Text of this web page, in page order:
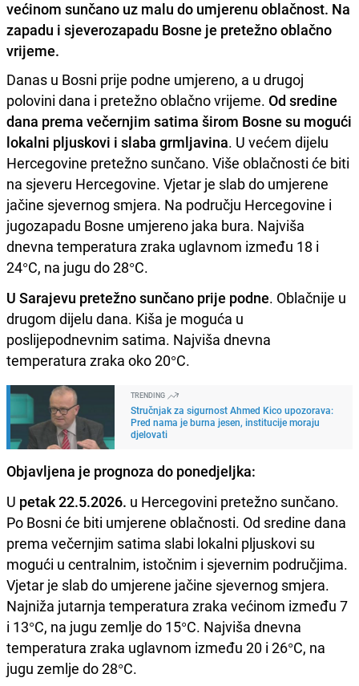
većinom sunčano uz malu do umjerenu oblačnost. Na
zapadu i sjeverozapadu Bosne je pretežno oblačno
vrijeme.
Danas u Bosni prije podne umjereno, a u drugoj
polovini dana i pretežno oblačno vrijeme. Od sredine
dana prema večernjim satima širom Bosne su mogući
lokalni pljuskovi i slaba grmljavina. U većem dijelu
Hercegovine pretežno sunčano. Više oblačnosti će biti
na sjeveru Hercegovine. Vjetar je slab do umjerene
jačine sjevernog smjera. Na području Hercegovine i
jugozapadu Bosne umjereno jaka bura. Najviša
dnevna temperatura zraka uglavnom između 18 i
24°C, na jugu do 28°C.
U Sarajevu pretežno sunčano prije podne. Oblačnije u
drugom dijelu dana. Kiša je moguća u
poslijepodnevnim satima. Najviša dnevna
temperatura zraka oko 20°C.
TRENDING
Stručnjak za sigurnost Ahmed Kico upozorava:
Pred nama je burna jesen, institucije moraju
djelovati
Objavljena je prognoza do ponedjeljka:
U petak 22.5.2026. u Hercegovini pretežno sunčano.
Po Bosni će biti umjerene oblačnosti. Od sredine dana
prema večernjim satima slabi lokalni pljuskovi su
mogući u centralnim, istočnim i sjevernim područjima.
Vjetar je slab do umjerene jačine sjevernog smjera.
Najniža jutarnja temperatura zraka većinom između 7
i 13°C, na jugu zemlje do 15°C. Najviša dnevna
temperatura zraka uglavnom između 20 i 26°C, na
jugu zemlje do 28°C.